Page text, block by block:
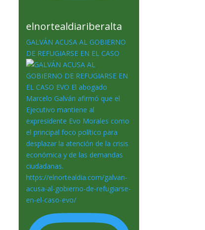
elnortealdiariberalta
GALVÁN ACUSA AL GOBIERNO
DE REFUGIARSE EN EL CASO